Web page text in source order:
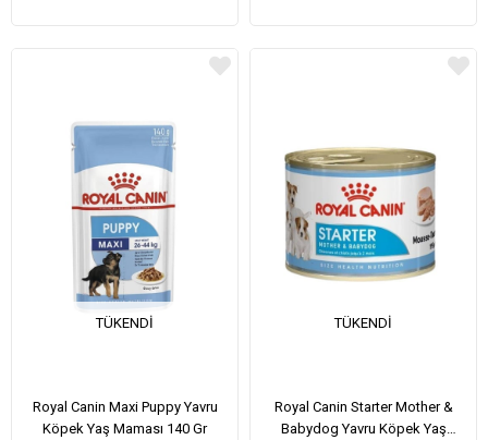
TÜKENDI
Royal Canin Maxi Puppy Yavru
Köpek Yaş Maması 140 Gr
TÜKENDI
Royal Canin Starter Mother &
Babydog Yavru Köpek Yaş